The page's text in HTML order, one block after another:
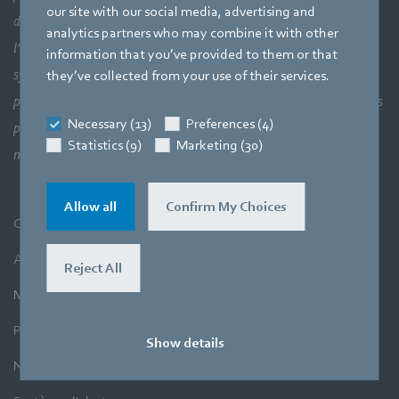
our site with our social media, advertising and
analytics partners who may combine it with other
information that you’ve provided to them or that
they’ve collected from your use of their services.
Necessary (13)
Preferences (4)
Statistics (9)
Marketing (30)
Allow all Confirm My Choices
Reject All
Show details
d’ensemble : les liaisons entre les éléments aérauliques et donc
l'interaction parfaite entre la technologie des moteurs, les
systèmes électroniques et la technologie des fluides. Nos trois
principaux atouts sont directement liés les uns aux autres dans nos
produits. En effet, l’objectif est toujours d’utiliser l’air et le
mouvement avec une efficacité maximale.
CGV
Achats
Mentions légales
Protection des données
Newsletter